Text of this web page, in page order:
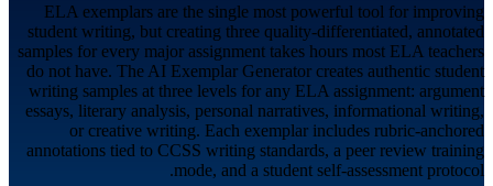
ELA exemplars are the single most powerful tool for improving
student writing, but creating three quality-differentiated, annotated
samples for every major assignment takes hours most ELA teachers
do not have. The AI Exemplar Generator creates authentic student
writing samples at three levels for any ELA assignment: argument
essays, literary analysis, personal narratives, informational writing,
or creative writing. Each exemplar includes rubric-anchored
annotations tied to CCSS writing standards, a peer review training
mode, and a student self-assessment protocol.